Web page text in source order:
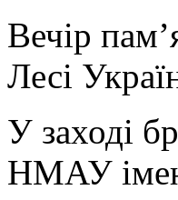
Вечір
Лесі
У заході
НМАУ